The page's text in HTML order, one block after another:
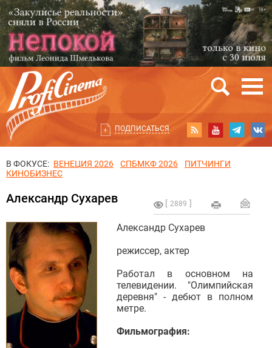
ПОДПИСАТЬСЯ
В ФОКУСЕ: ВЕНЕЦИЯ 2026 СПБМКФ 2026
ПИТЧИНГИ
КИНОБИЗНЕС
2889
Александр Сухарев
Александр Сухарев
режиссер, актер
Работал в основном на
телевидении. "Олимпийская
деревня" - дебют в полном
метре.
Фильмография: